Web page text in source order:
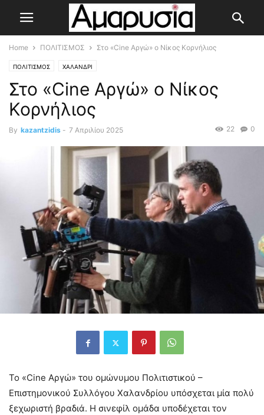
Home ΠΟΛΙΤΙΣΜΟΣ Στο «Cine Αργώ» ο Νίκος Κορνήλιος
ΠΟΛΙΤΙΣΜΟΣ ΧΑΛΑΝΔΡΙ
Στο «Cine Αργώ» ο Νίκος
Κορνήλιος
By kazantzidis - 7 Απριλίου 2025 0
22
Το «Cine Αργώ» του ομώνυμου Πολιτιστικού –
Επιστημονικού Συλλόγου Χαλανδρίου υπόσχεται μία πολύ
ξεχωριστή βραδιά. Η σινεφίλ ομάδα υποδέχεται τον